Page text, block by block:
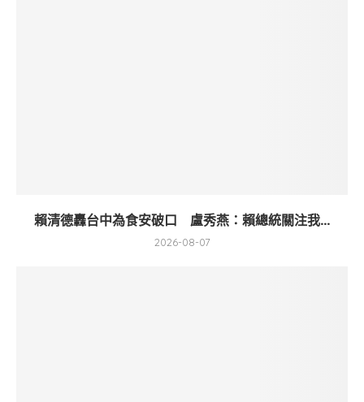
賴清德轟台中為食安破口 盧秀燕：賴總統關注我...
2026-08-07